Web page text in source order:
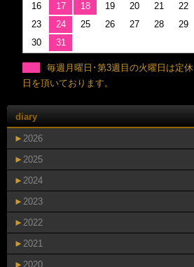
16
17 18 19 20 21
22
23
24 25 26 27 28
29
30
31
毎週月曜日･第3週目の火曜日は定休
日を頂いております。
diary
► 2026
► 2025
► 2024
► 2023
► 2022
► 2021
► 2020